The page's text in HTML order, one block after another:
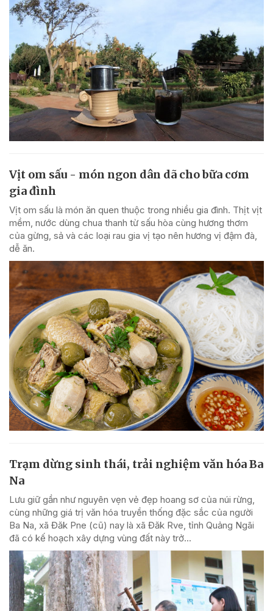
Vịt om sấu - món ngon dân dã cho bữa cơm
gia đình
Vịt om sấu là món ăn quen thuộc trong nhiều gia đình. Thịt vịt
mềm, nước dùng chua thanh từ sấu hòa cùng hương thơm
của gừng, sả và các loại rau gia vị tạo nên hương vị đậm đà,
dễ ăn.
Trạm dừng sinh thái, trải nghiệm văn hóa Ba
Na
Lưu giữ gần như nguyên vẹn vẻ đẹp hoang sơ của núi rừng,
cùng những giá trị văn hóa truyền thống đặc sắc của người
Ba Na, xã Đăk Pne (cũ) nay là xã Đăk Rve, tỉnh Quảng Ngãi
đã có kế hoạch xây dựng vùng đất này trở...